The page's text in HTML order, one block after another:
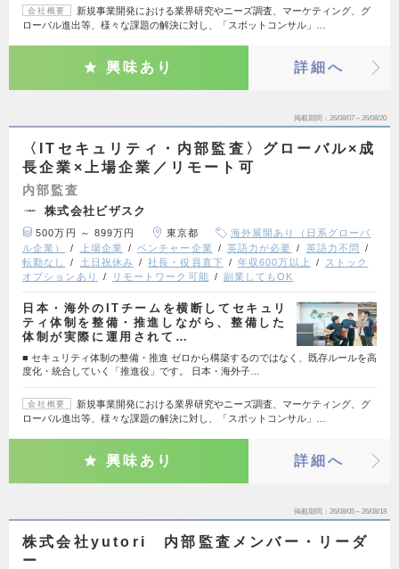
会社概要
新規事業開発における業界研究やニーズ調査、マーケティング、グ
ローバル進出等、様々な課題の解決に対し、「スポットコンサル」…
興味あり 詳細へ
掲載期間 26/08/07～26/08/20
〈ITセキュリティ・内部監査〉グローバル×成
長企業×上場企業／リモート可
内部監査
株式会社ビザスク
500万円 ～ 899万円 東京都
海外展開あり（日系グローバ
ル企業）
上場企業 ベンチャー企業 英語力が必要
英語力不問
転勤なし
土日祝休み 社長・役員直下 年収600万以上
ストック
オプションあり
リモートワーク可能 副業してもOK
日本・海外のITチームを横断してセキュリ
ティ体制を整備・推進しながら、整備した
体制が実際に運用されて…
■ セキュリティ体制の整備・推進 ゼロから構築するのではなく、既存ルールを高
度化・統合していく「推進役」です。 日本・海外子…
会社概要
新規事業開発における業界研究やニーズ調査、マーケティング、グ
ローバル進出等、様々な課題の解決に対し、「スポットコンサル」…
興味あり 詳細へ
掲載期間 26/08/05～26/08/18
株式会社yutori 内部監査メンバー・リーダ
ー